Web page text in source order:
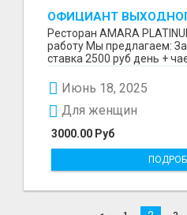
ОФИЦИАНТ
Ресторан AMARA
работу Мы предлагаем:
ставка 2500 руб день +
Июнь 18, 2025
3000.00 Руб
Для женщин